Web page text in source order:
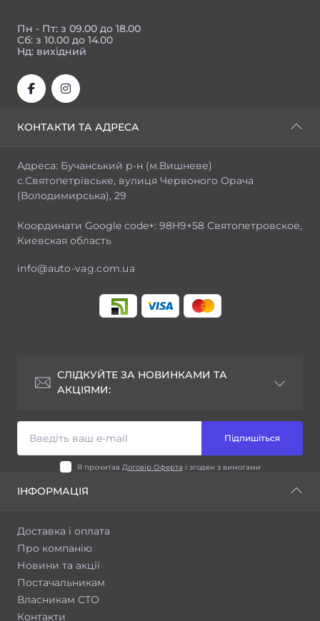
Пн - Пт: з 09.00 до 18.00
Сб: з 10.00 до 14.00
Нд: вихідний
КОНТАКТИ ТА АДРЕСА
Адреса: Бучанський р-н (м.Вишневе)
с.Святопетрівське, вулиця Червоного Орача
(Володимирська), 29
Координати Google code+: 98H9+58 Святопетровское,
Киевская область
info@auto-vag.com.ua
СЛІДКУЙТЕ ЗА НОВИНКАМИ ТА
АКЦІЯМИ:
Підпишіться
Я прочитав Договір Оферта і згоден з вимогами
ІНФОРМАЦІЯ
Доставка і оплата
Про компанію
Новини та акції
Постачальникам
Власникам СТО
Контакти